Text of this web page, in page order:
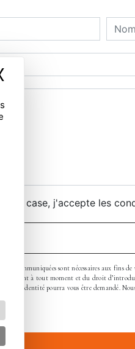
Masquer le
cette case, j'accepte les
communiquées sont nécessaires aux
à tout moment et du droit
d'identité pourra vous être demandé.